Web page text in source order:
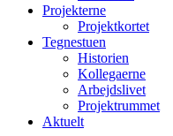
Projekterne
Projektkortet
Tegnestuen
Historien
Kollegaerne
Arbejdslivet
Projektrummet
Aktuelt